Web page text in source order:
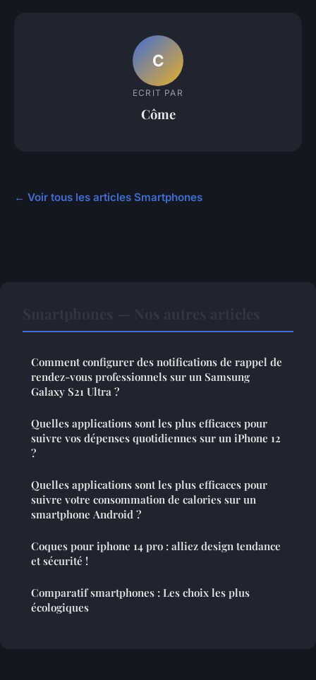
C
ECRIT PAR
Côme
← Voir tous les articles Smartphones
Comment configurer des notifications de rappel de
rendez-vous professionnels sur un Samsung
Galaxy S21 Ultra ?
Quelles applications sont les plus efficaces pour
suivre vos dépenses quotidiennes sur un iPhone 12
?
Quelles applications sont les plus efficaces pour
suivre votre consommation de calories sur un
smartphone Android ?
Coques pour iphone 14 pro : alliez design tendance
et sécurité !
Comparatif smartphones : Les choix les plus
écologiques